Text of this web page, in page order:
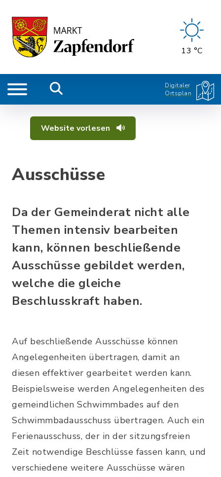
13 °C
Digitaler
Ortsplan
Website vorlesen
Ausschüsse
Da der Gemeinderat nicht alle
Themen intensiv bearbeiten
kann, können beschließende
Ausschüsse gebildet werden,
welche die gleiche
Beschlusskraft haben.
Auf beschließende Ausschüsse können
Angelegenheiten übertragen, damit an
diesen effektiver gearbeitet werden kann.
Beispielsweise werden Angelegenheiten des
gemeindlichen Schwimmbades auf den
Schwimmbadausschuss übertragen. Auch ein
Ferienausschuss, der in der sitzungsfreien
Zeit notwendige Beschlüsse fassen kann, und
verschiedene weitere Ausschüsse wären